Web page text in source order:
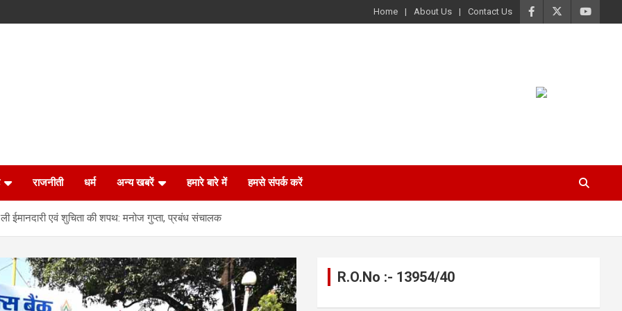
Home About Us Contact Us
राजनीती धर्म अन्य खबरें हमारे बारे में हमसे संपर्क करें
ईमानदारी एवं शुचिता की शपथ: मनोज गुप्ता, प्रबंध संचालक
R.O.No :- 13954/40